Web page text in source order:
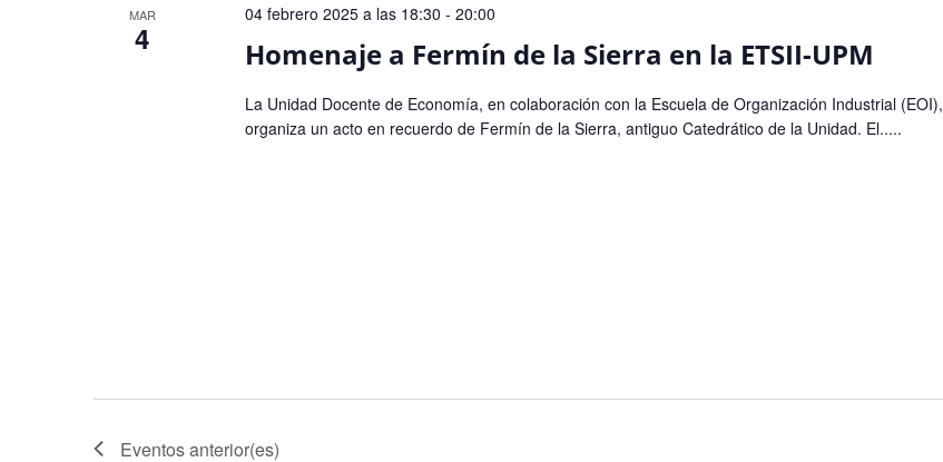
MAR
4 Homenaje a Fermín de la Sierra en la ETSII-UPM
04 febrero 2025 a las 18:30 - 20:00
La Unidad Docente de Economía, en colaboración con la Escuela de Organización Industrial (EOI),
organiza un acto en recuerdo de Fermín de la Sierra, antiguo Catedrático de la Unidad. El.....
Eventosanterior(es)